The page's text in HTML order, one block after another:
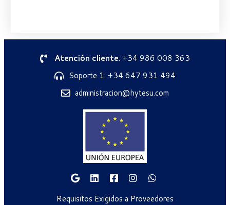
Atención cliente: +34 986 008 363
Soporte 1: +34 647 931 494
administracion@hytesu.com
Requisitos Exigidos a Proveedores